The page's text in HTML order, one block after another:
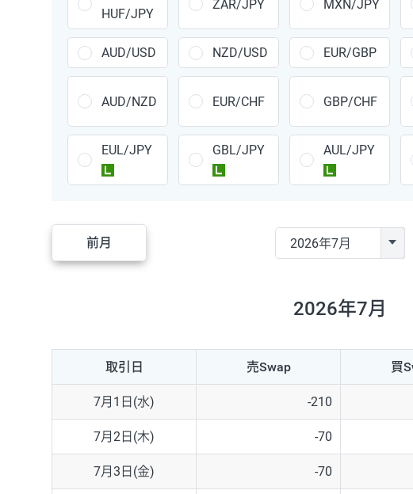
CAD/JPY 38円
CHF/JPY 34円
PLN/JPY 35円
HUF/JPY 16円
ZAR/JPY 130円
MXN/JPY 140円
AUD/USD
NZD/USD 41円
EUR/GBP 71円
EUR/AUD 103円
HUF/JPY
ZAR/JPY MXN/JPY
AUD/USD NZD/USD EUR/GBP
AUD/NZD EUR/CHF GBP/CHF
EUL/JPY
GBL/JPY
AUL/JPY
前月
2026年7月
取引日 売Swap 買
7月1日(水) -210
7月2日(木) -70
7月3日(金) -70